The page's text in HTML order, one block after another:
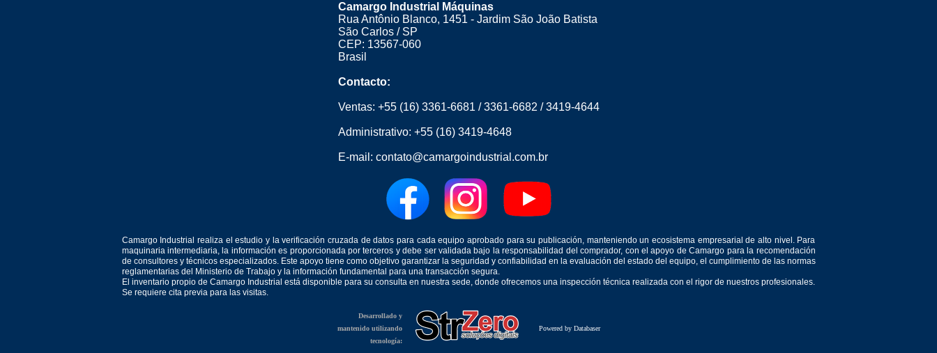
Camargo Industrial Máquinas
Rua Antônio Blanco, 1451 - Jardim São João Batista
São Carlos / SP
CEP: 13567-060
Brasil
Contacto:
Ventas: +55 (16) 3361-6681 /3361-6682 /3419-4644
Administrativo: +55 (16) 3419-4648
E-mail: contato@camargoindustrial.com.br
Camargo Industrial realiza el estudio y la verificación cruzada de datos para cada equipo aprobado para su publicación, manteniendo un ecosistema empresarial de alto nivel. Para
maquinaria intermediaria, la información es proporcionada por terceros y debe ser validada bajo la responsabilidad del comprador, con el apoyo de Camargo para la recomendación
de consultores y técnicos especializados. Este apoyo tiene como objetivo garantizar la seguridad y confiabilidad en la evaluación del estado del equipo, el cumplimiento de las normas
reglamentarias del Ministerio de Trabajo y la información fundamental para una transacción segura.
El inventario propio de Camargo Industrial está disponible para su consulta en nuestra sede, donde ofrecemos una inspección técnica realizada con el rigor de nuestros profesionales.
Se requiere cita previa para las visitas.
Desarrollado y
mantenido utilizando
tecnología:
Powered by Databaser